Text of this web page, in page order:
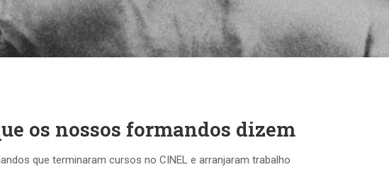
os nossos formandos dizem
que terminaram cursos no CINEL e arranjaram trabalho